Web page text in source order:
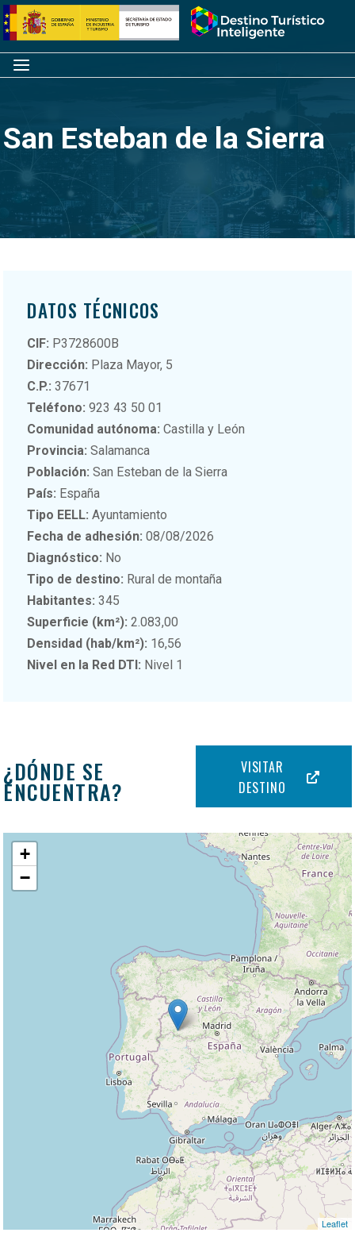
Saltar
al
contenido
Inicio
Menú
San Esteban de la Sierra
DATOS TÉCNICOS
CIF: P3728600B
Dirección: Plaza Mayor, 5
C.P.: 37671
Teléfono: 923 43 50 01
Comunidad autónoma: Castilla y León
Provincia: Salamanca
Población: San Esteban de la Sierra
País: España
Tipo EELL: Ayuntamiento
Fecha de adhesión: 08/08/2026
Diagnóstico: No
Tipo de destino: Rural de montaña
Habitantes: 345
Superficie (km²): 2.083,00
Densidad (hab/km²): 16,56
Nivel en la Red DTI: Nivel 1
¿DÓNDE SE
ENCUENTRA?
VISITAR
DESTINO
+
−
Leaflet